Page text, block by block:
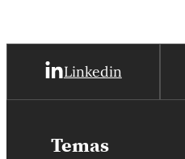
Linkedin
Temas